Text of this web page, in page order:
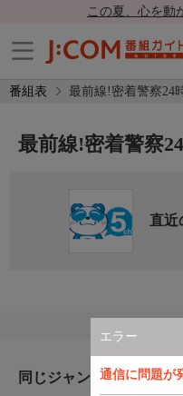
この夏、心を動
番組表 最前線!密着警察24
エラー
通信に問題が
最前線!密着警察
直近
同じジャンルのおすすめ